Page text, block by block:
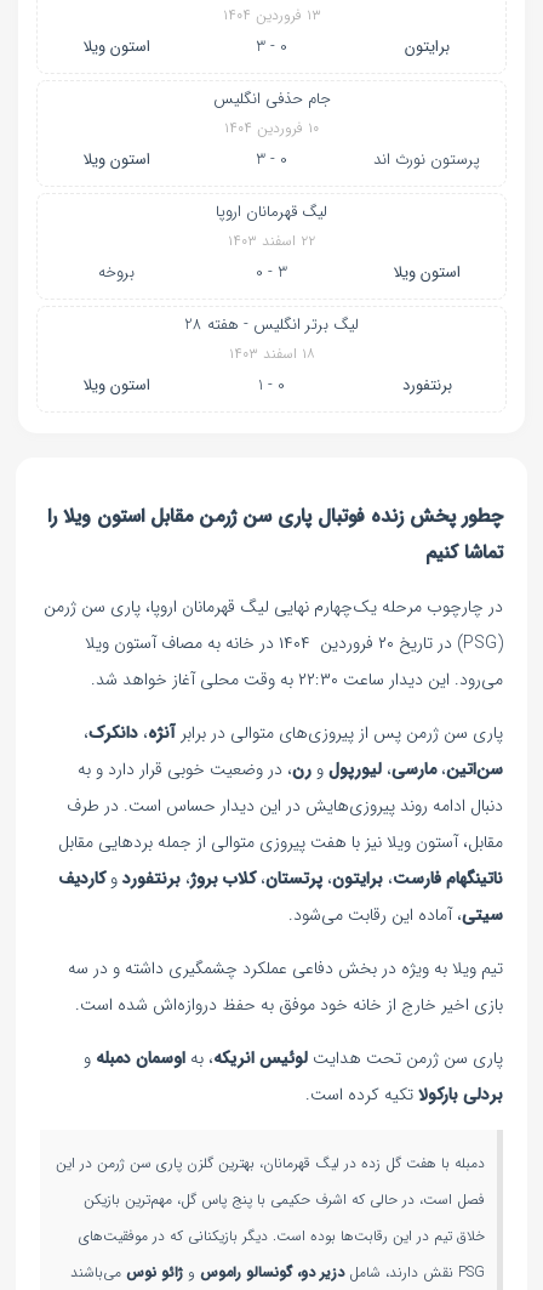
۱۳ فروردین ۱۴۰۴
برایتون 0 - 3 استون ویلا
جام حذفی انگلیس
۱۰ فروردین ۱۴۰۴
پرستون نورث اند 0 - 3 استون ویلا
لیگ قهرمانان اروپا
۲۲ اسفند ۱۴۰۳
استون ویلا 3 - 0 بروخه
لیگ برتر انگلیس - هفته 28
۱۸ اسفند ۱۴۰۳
برنتفورد 0 - 1 استون ویلا
چطور پخش زنده فوتبال پاری‌ سن‌ ژرمن مقابل استون ویلا را
تماشا کنیم
در چارچوب مرحله یک‌چهارم نهایی لیگ قهرمانان اروپا، پاری سن ژرمن
(PSG) در تاریخ ۲۰ فروردین ۱۴۰۴ در خانه به مصاف آستون ویلا
می‌رود. این دیدار ساعت ۲۲:۳۰ به وقت محلی آغاز خواهد شد.
پاری سن ژرمن پس از پیروزی‌های متوالی در برابرآنژه،دانکرک،
سن‌اتین،مارسی،لیورپولورن، در وضعیت خوبی قرار دارد و به
دنبال ادامه روند پیروزی‌هایش در این دیدار حساس است. در طرف
مقابل، آستون ویلا نیز با هفت پیروزی متوالی از جمله بردهایی مقابل
ناتینگهام فارست،برایتون،پرتستان،کلاب بروژ،برنتفوردوکاردیف
سیتی، آماده این رقابت می‌شود.
تیم ویلا به ویژه در بخش دفاعی عملکرد چشمگیری داشته و در سه
بازی اخیر خارج از خانه خود موفق به حفظ دروازه‌اش شده است.
پاری سن ژرمن تحت هدایتلوئیس انریکه، بهاوسمان دمبله و
بردلی بارکولاتکیه کرده است.
دمبله با هفت گل زده در لیگ قهرمانان، بهترین گلزن پاری‌ سن‌ ژرمن در این
فصل است، در حالی که اشرف حکیمی با پنج پاس گل، مهم‌ترین بازیکن
خلاق تیم در این رقابت‌ها بوده است. دیگر بازیکنانی که در موفقیت‌های
PSG نقش دارند، شامل
دزیر دو، گونسالو راموس وژائو نوس می‌باشند